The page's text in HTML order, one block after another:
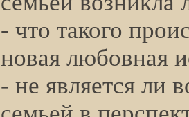
- что такого
новая любовная
- не является ли